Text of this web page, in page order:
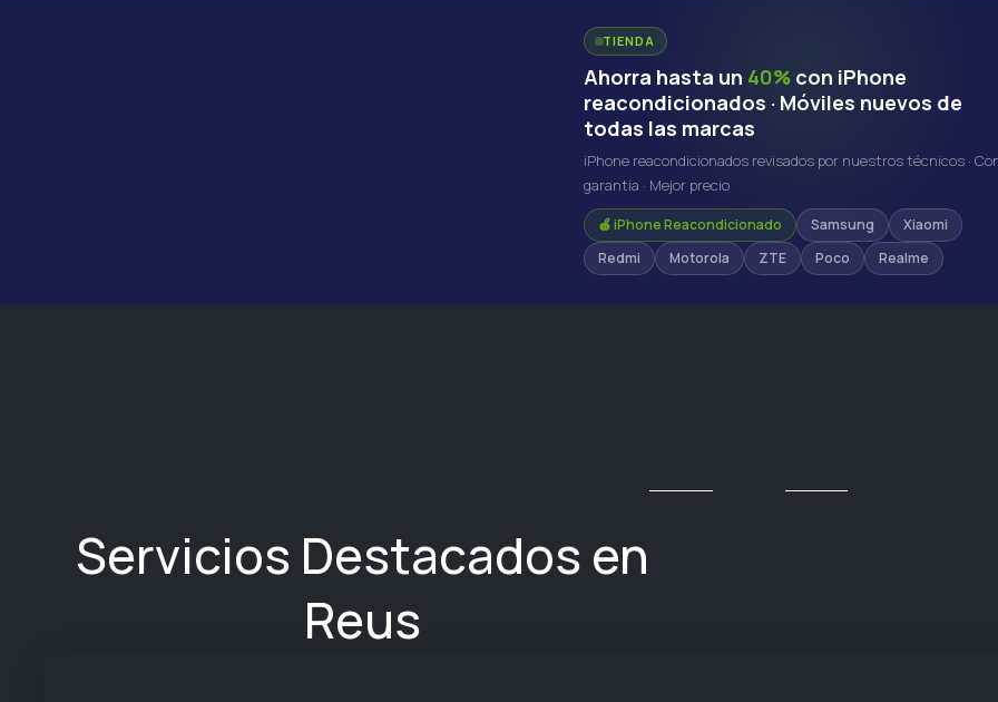
TIENDA
Ahorra hasta un 40% con iPhone
reacondicionados · Móviles nuevos de
todas las marcas
iPhone reacondicionados revisados por nuestros técnicos ·
garantía · Mejor precio
🍎 iPhone Reacondicionado Samsung
Xiaomi
Redmi
Motorola ZTE Poco Realme
Servicios Destacados en
Reus